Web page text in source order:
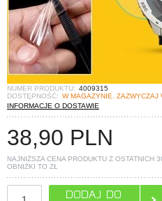
NUMER PRODUKTU: 4009315
DOSTĘPNOŚĆ: W MAGAZYNIE.
INFORMACJE O DOSTAWIE
38,90 PLN
NAJNIŻSZA CENA PRODUKTU Z OSTATNICH
OBNIŻKI TO ZŁ